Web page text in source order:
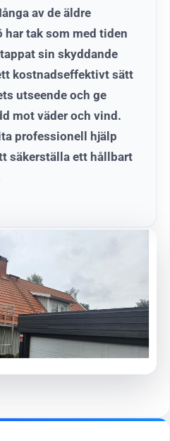
av de äldre
har tak som med tiden
sin skyddande
kostnadseffektivt sätt
utseende och ge
mot väder och vind.
professionell hjälp
säkerställa ett hållbart